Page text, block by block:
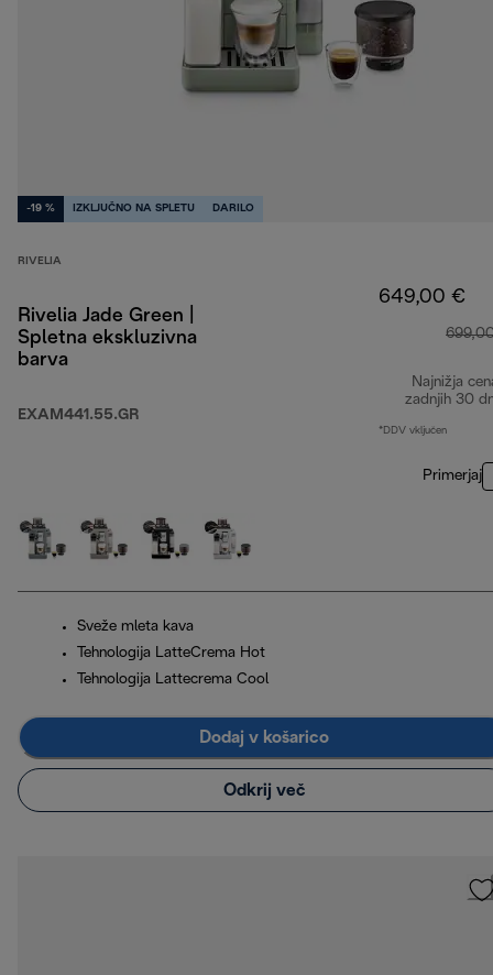
-19 % IZKLJUČNO NA SPLETU DARILO
RIVELIA
Rivelia Jade Green |
Spletna ekskluzivna
barva
EXAM441.55.GR
649,00 €
Najnižja
zadnjih 30
*DDV vključen
Primerjaj
Sveže mleta kava
Tehnologija LatteCrema Hot
Tehnologija Lattecrema Cool
Dodaj v košarico
Odkrij več